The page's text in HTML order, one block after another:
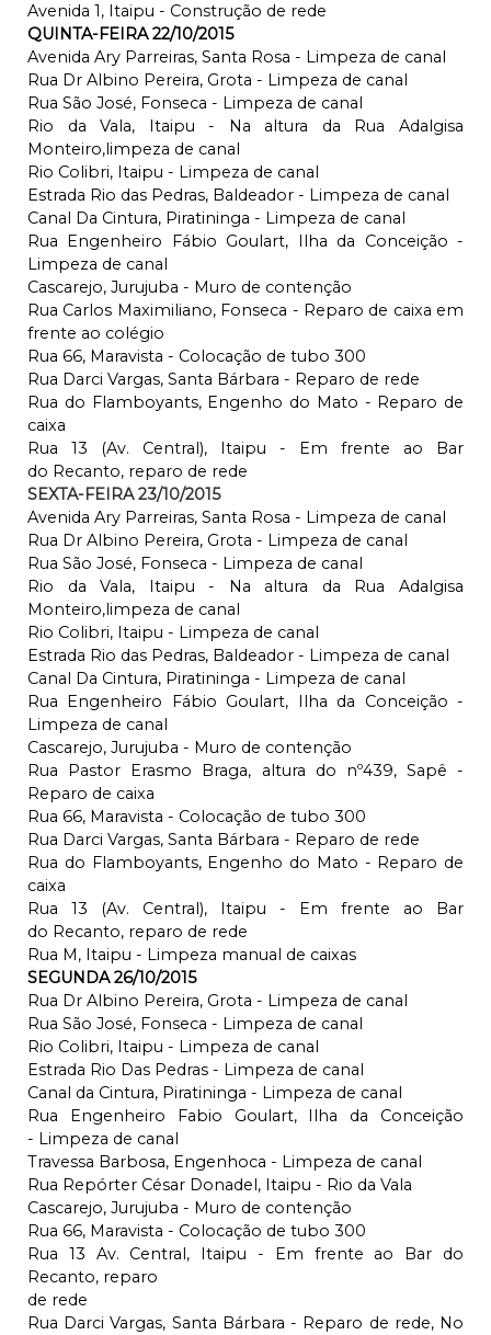
Avenida 1, Itaipu - Construção de rede
QUINTA-FEIRA 22/10/2015
Avenida Ary Parreiras, Santa Rosa - Limpeza de canal
Rua Dr Albino Pereira, Grota - Limpeza de canal
Rua São José, Fonseca - Limpeza de canal
Rio da Vala, Itaipu - Na altura da Rua Adalgisa
Monteiro,limpeza de canal
Rio Colibri, Itaipu - Limpeza de canal
Estrada Rio das Pedras, Baldeador - Limpeza de canal
Canal Da Cintura, Piratininga - Limpeza de canal
Rua Engenheiro Fábio Goulart, Ilha da Conceição -
Limpeza de canal
Cascarejo, Jurujuba - Muro de contenção
Rua Carlos Maximiliano, Fonseca - Reparo de caixa em
frente ao colégio
Rua 66, Maravista - Colocação de tubo 300
Rua Darci Vargas, Santa Bárbara - Reparo de rede
Rua do Flamboyants, Engenho do Mato - Reparo de
caixa
Rua 13 (Av. Central), Itaipu - Em frente ao Bar
do Recanto, reparo de rede
SEXTA-FEIRA 23/10/2015
Avenida Ary Parreiras, Santa Rosa - Limpeza de canal
Rua Dr Albino Pereira, Grota - Limpeza de canal
Rua São José, Fonseca - Limpeza de canal
Rio da Vala, Itaipu - Na altura da Rua Adalgisa
Monteiro,limpeza de canal
Rio Colibri, Itaipu - Limpeza de canal
Estrada Rio das Pedras, Baldeador - Limpeza de canal
Canal Da Cintura, Piratininga - Limpeza de canal
Rua Engenheiro Fábio Goulart, Ilha da Conceição -
Limpeza de canal
Cascarejo, Jurujuba - Muro de contenção
Rua Pastor Erasmo Braga, altura do nº439, Sapê -
Reparo de caixa
Rua 66, Maravista - Colocação de tubo 300
Rua Darci Vargas, Santa Bárbara - Reparo de rede
Rua do Flamboyants, Engenho do Mato - Reparo de
caixa
Rua 13 (Av. Central), Itaipu - Em frente ao Bar
do Recanto, reparo de rede
Rua M, Itaipu - Limpeza manual de caixas
SEGUNDA 26/10/2015
Rua Dr Albino Pereira, Grota - Limpeza de canal
Rua São José, Fonseca - Limpeza de canal
Rio Colibri, Itaipu - Limpeza de canal
Estrada Rio Das Pedras - Limpeza de canal
Canal da Cintura, Piratininga - Limpeza de canal
Rua Engenheiro Fabio Goulart, Ilha da Conceição
- Limpeza de canal
Travessa Barbosa, Engenhoca - Limpeza de canal
Rua Repórter César Donadel, Itaipu - Rio da Vala
Cascarejo, Jurujuba - Muro de contenção
Rua 66, Maravista - Colocação de tubo 300
Rua 13 Av. Central, Itaipu - Em frente ao Bar do
Recanto, reparo
de rede
Rua Darci Vargas, Santa Bárbara - Reparo de rede, No